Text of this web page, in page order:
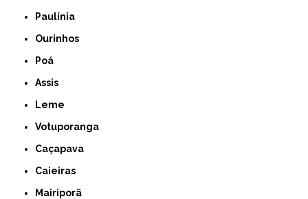
Paulínia
Ourinhos
Poá
Assis
Leme
Votuporanga
Caçapava
Caieiras
Mairiporã